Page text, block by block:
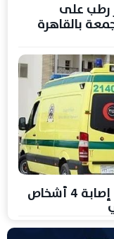
رطب على
بالقاهرة
أغلبهم يحملون الجنسية الأردنية.. إصابة 4 أشخاص